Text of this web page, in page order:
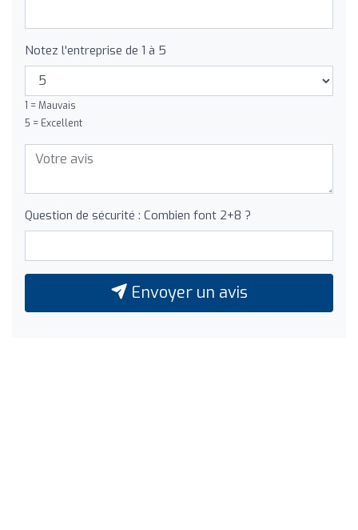
Notez l'entreprise de 1 à 5
1 = Mauvais
5 = Excellent
Question de sécurité : Combien font 2+8 ?
Envoyer un avis